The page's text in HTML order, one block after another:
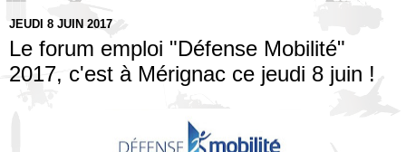
JEUDI 8 JUIN 2017
Le forum emploi "Défense Mobilité"
2017, c'est à Mérignac ce jeudi 8 juin !